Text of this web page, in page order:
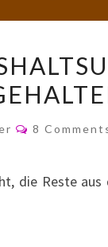
Comments
8
die Reste